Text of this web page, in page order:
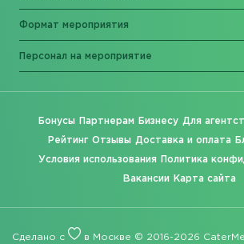
Формат мероприятия
Персонал на мероприятие
Бонусы Партнерам Бизнесу Для
Рейтинг Отзывы Доставка и оплата
Условия использования Политика
Вакансии Карта сайта
Сделано с в Москве © 2016-2026